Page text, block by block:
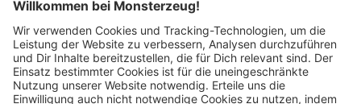
Mitglied im: